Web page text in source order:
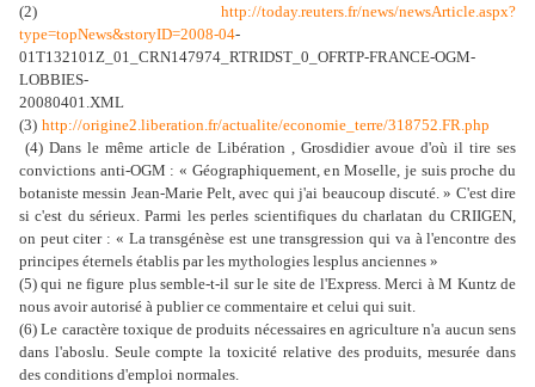
(2)
http://today.reuters.fr/news/newsArticle.aspx?
type=topNews&storyID=2008-04-
01T132101Z_01_CRN147974_RTRIDST_0_OFRTP-FRANCE-OGM-
LOBBIES-
20080401.XML
(3) http://origine2.liberation.fr/actualite/economie_terre/318752.FR.php
(4) Dans le même article de Libération , Grosdidier avoue d'où il tire ses
convictions anti-OGM : « Géographiquement, en Moselle, je suis proche du
botaniste messin Jean-Marie Pelt, avec qui j'ai beaucoup discuté. » C'est dire
si c'est du sérieux. Parmi les perles scientifiques du charlatan du CRIIGEN,
on peut citer : « La transgénèse est une transgression qui va à l'encontre des
principes éternels établis par les mythologies lesplus anciennes »
(5) qui ne figure plus semble-t-il sur le site de l'Express. Merci à M Kuntz de
nous avoir autorisé à publier ce commentaire et celui qui suit.
(6) Le caractère toxique de produits nécessaires en agriculture n'a aucun sens
dans l'aboslu. Seule compte la toxicité relative des produits, mesurée dans
des conditions d'emploi normales.